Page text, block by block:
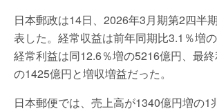
日本郵政は14日、2026年3月期第2四半
表した。経常収益は前年同期比3.1％増の
経常利益は同12.6％増の5216億円、最
の1425億円と増収増益だった。
日本郵便では、売上高が1340億円増の1